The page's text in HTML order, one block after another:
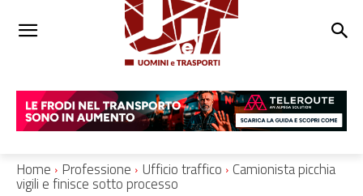
Home Professione Ufficio traffico Camionista picchia
vigili e finisce sotto processo